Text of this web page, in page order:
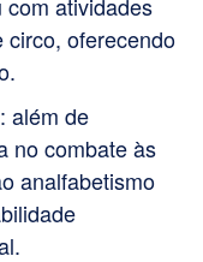
circo, oferecendo
além de
no combate às
analfabetismo